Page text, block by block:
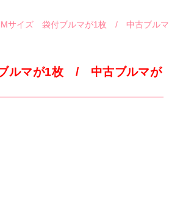
サイズ 袋付ブルマが1枚 / 中古ブルマ
ルマが1枚 / 中古ブルマが